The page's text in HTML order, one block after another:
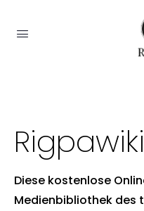
Rigpawiki
Diese kostenlose
Medienbibliothek des